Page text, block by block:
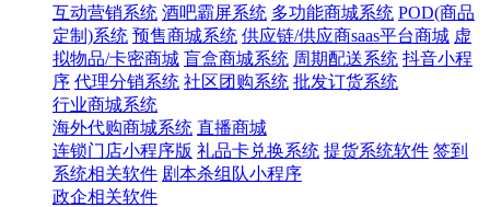
互动营销系统 酒吧霸屏系统 多功能商城系统 POD(商品
定制)系统 预售商城系统 供应链/供应商saas平台商城 虚
拟物品/卡密商城 盲盒商城系统 周期配送系统 抖音小程
序 代理分销系统 社区团购系统 批发订货系统
行业商城系统
海外代购商城系统 直播商城
连锁门店小程序版 礼品卡兑换系统 提货系统软件 签到
系统相关软件 剧本杀组队小程序
政企相关软件